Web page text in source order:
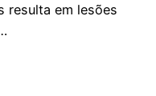
resulta em lesões